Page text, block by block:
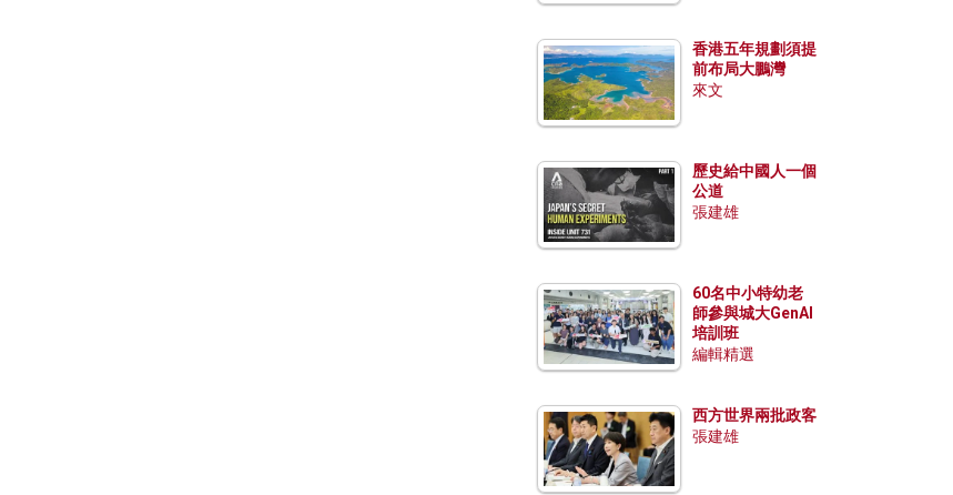
香港五年規劃須提
前布局大鵬灣
來文
歷史給中國人一個
公道
張建雄
60名中小特幼老
師參與城大GenAI
培訓班
編輯精選
西方世界兩批政客
張建雄